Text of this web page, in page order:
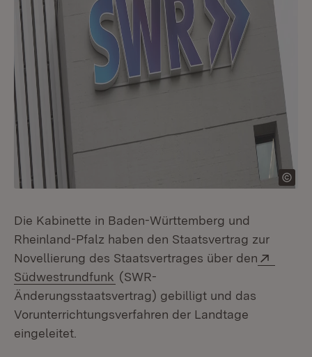
Die Kabinette in Baden-Württemberg und
Rheinland-Pfalz haben den Staatsvertrag zur
Novellierung des Staatsvertrages über den
Südwestrundfunk (Öffnet in neuem Fenster)
(SWR-
Änderungsstaatsvertrag) gebilligt und das
Vorunterrichtungsverfahren der Landtage
eingeleitet.